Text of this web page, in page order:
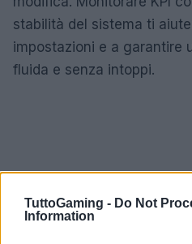
TuttoGaming - Do Not
Information
stabilità del sistema ti
impostazioni e a garantire
fluida e senza intoppi.